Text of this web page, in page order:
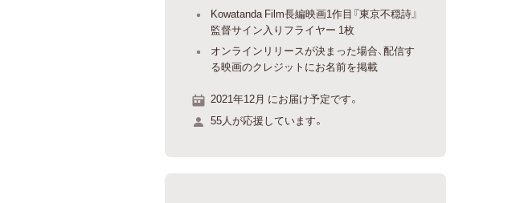
Kowatanda Film長編映画1作目『東京不穏詩』
監督サイン入りフライヤー 1枚
オンラインリリースが決まった場合、配信す
る映画のクレジットにお名前を掲載
2021年12月 にお届け予定です。
55人が応援しています。